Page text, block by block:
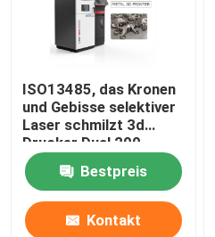
ISO13485, das Kronen
und Gebisse selektiver
Laser schmilzt 3d
Drucker Dual 200
herstellt
Bestpreis
Kontakt